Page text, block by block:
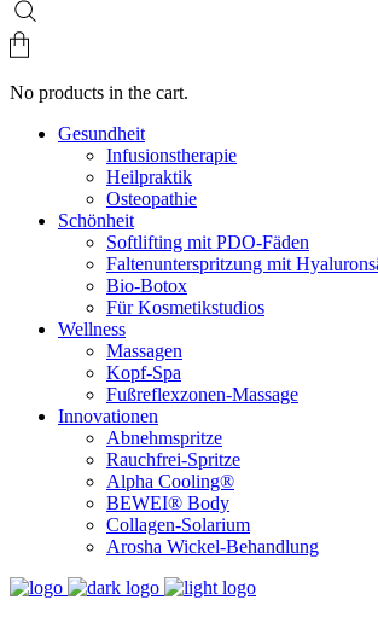
No products in the cart.
Gesundheit
Infusionstherapie
Heilpraktik
Osteopathie
Schönheit
Softlifting mit PDO-Fäden
Faltenunterspritzung mit
Bio-Botox
Für Kosmetikstudios
Wellness
Massagen
Kopf-Spa
Fußreflexzonen-Massage
Innovationen
Abnehmspritze
Rauchfrei-Spritze
Alpha Cooling®
BEWEI® Body
Collagen-Solarium
Arosha Wickel-Behandlung